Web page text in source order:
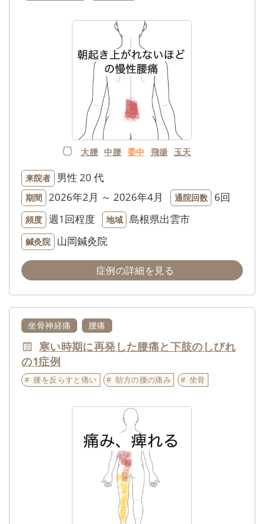
大腰 中腰 委中 飛揚 玉天
来院者 男性 20 代
期間 2026年2月 ～ 2026年4月 通院回数 6回
頻度 週1回程度 地域 島根県出雲市
鍼灸院 山岡鍼灸院
症例の詳細を見る
坐骨神経痛 腰痛
寒い時期に再発した腰痛と下肢のしびれ
の1症例
腰を反らすと痛い 朝方の腰の痛み 坐骨